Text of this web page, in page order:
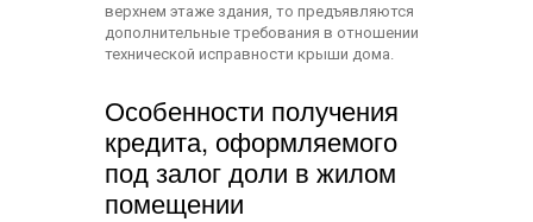
верхнем этаже здания, то предъявляются
дополнительные требования в отношении
технической исправности крыши дома.
Особенности получения
кредита, оформляемого
под залог доли в жилом
помещении